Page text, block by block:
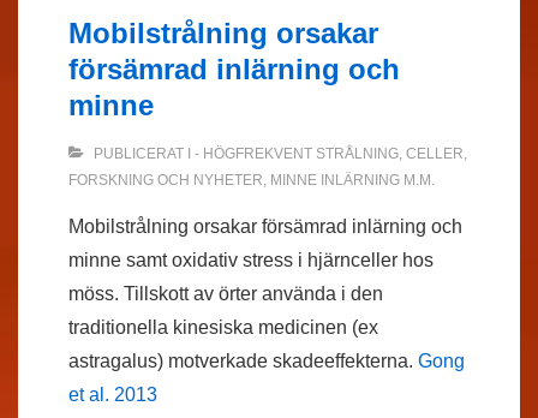
Mobilstrålning orsakar
försämrad inlärning och
minne
PUBLICERAT I - HÖGFREKVENT STRÅLNING, CELLER
FORSKNING OCH NYHETER MINNE INLÄRNING M.M.
Mobilstrålning orsakar försämrad inlärning och
minne samt oxidativ stress i hjärnceller hos
möss. Tillskott av örter använda i den
traditionella kinesiska medicinen (ex
astragalus) motverkade skadeeffekterna. Gong
et al. 2013